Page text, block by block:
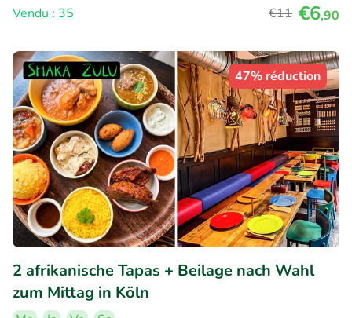
Vendu : 35
€11 €6,90
47% réduction
2 afrikanische Tapas + Beilage nach Wahl
zum Mittag in Köln